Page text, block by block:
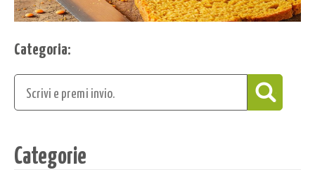
Categoria:
Categorie